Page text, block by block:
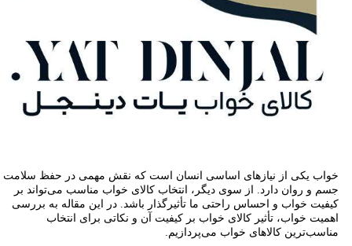
خواب یکی از نیازهای اساسی انسان است که نقش مهمی در حفظ سلامت
جسم و روان دارد. از سوی دیگر، انتخاب کالای خواب مناسب می‌تواند بر
کیفیت خواب و احساس راحتی ما تأثیرگذار باشد. در این مقاله به بررسی
اهمیت خواب، تأثیر کالای خواب بر کیفیت آن و نکاتی برای انتخاب
مناسب‌ترین کالاهای خواب می‌پردازیم.